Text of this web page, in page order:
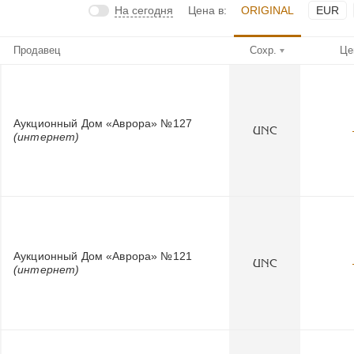
На сегодня Цена в: ORIGINAL EUR
Продавец Сохр.
Аукционный Дом «Аврора» №127
(интернет)
UNC
Аукционный Дом «Аврора» №121
(интернет)
UNC